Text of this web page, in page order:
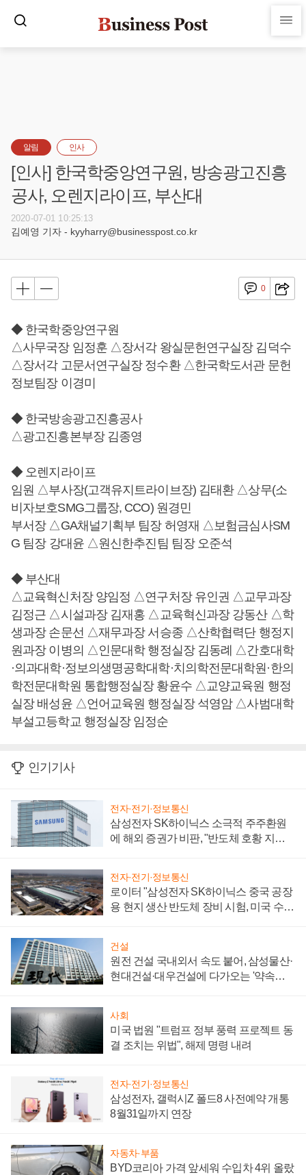
알림 인사
[인사] 한국학중앙연구원, 방송광고진흥
공사, 오렌지라이프, 부산대
2020-07-01 10:25:13
김예영 기자 - kyyharry@businesspost.co.kr
0
◆ 한국학중앙연구원
△사무국장 임정훈 △장서각 왕실문헌연구실장 김덕수
△장서각 고문서연구실장 정수환 △한국학도서관 문헌
정보팀장 이경미
◆ 한국방송광고진흥공사
△광고진흥본부장 김종영
◆ 오렌지라이프
임원 △부사장(고객유지트라이브장) 김태환 △상무(소
비자보호SMG그룹장, CCO) 원경민
부서장 △GA채널기획부 팀장 허영재 △보험금심사SM
G 팀장 강대윤 △원신한추진팀 팀장 오준석
◆ 부산대
△교육혁신처장 양임정 △연구처장 유인권 △교무과장
김정근 △시설과장 김재홍 △교육혁신과장 강동산 △학
생과장 손문선 △재무과장 서승종 △산학협력단 행정지
원과장 이병의 △인문대학 행정실장 김동례 △간호대학
·의과대학·정보의생명공학대학·치의학전문대학원·한의
학전문대학원 통합행정실장 황윤수 △교양교육원 행정
실장 배성윤 △언어교육원 행정실장 석영암 △사범대학
부설고등학교 행정실장 임정순
인기기사
전자·전기·정보통신
삼성전자 SK하이닉스 소극적 주주환원
에 해외 증권가 비판, "반도체 호황 지속
전자·전기·정보통신
로이터 "삼성전자 SK하이닉스 중국 공장
용 현지 생산 반도체 장비 시험, 미국 수출
건설
원전 건설 국내외서 속도 붙어, 삼성물산·
현대건설·대우건설에 다가오는 '약속의
사회
미국 법원 "트럼프 정부 풍력 프로젝트 동
결 조치는 위법", 해제 명령 내려
전자·전기·정보통신
삼성전자, 갤럭시Z 폴드8 사전예약 개통
8월31일까지 연장
자동차·부품
BYD코리아 가격 앞세워 수입차 4위 올랐